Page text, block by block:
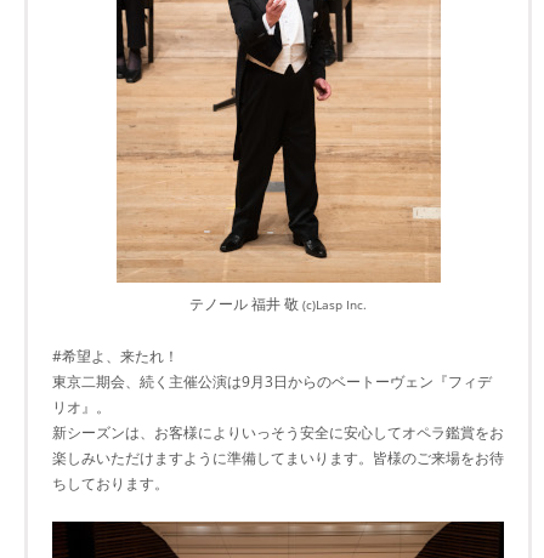
テノール 福井 敬 (c)Lasp Inc.
#希望よ、来たれ！
東京二期会、続く主催公演は9月3日からのベートーヴェン『フィデ
リオ』。
新シーズンは、お客様によりいっそう安全に安心してオペラ鑑賞をお
楽しみいただけますように準備してまいります。皆様のご来場をお待
ちしております。